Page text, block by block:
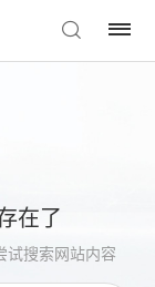
在了
试搜索网站内容